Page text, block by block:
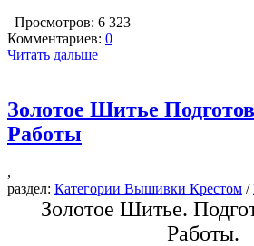
Просмотров: 6 323
Комментариев: 0
Читать дальше
Золотое Шитье
Работы
,
раздел: Категории Вышивки Крестом /
Золотое Шитье.
Работы.